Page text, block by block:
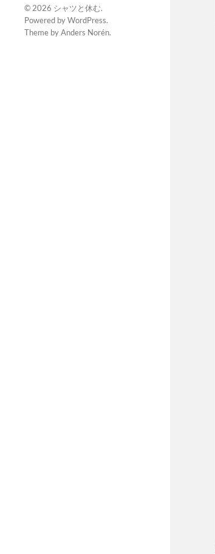
© 2026 シャツと休む.
Powered byWordPress.
Theme byAnders Norén.